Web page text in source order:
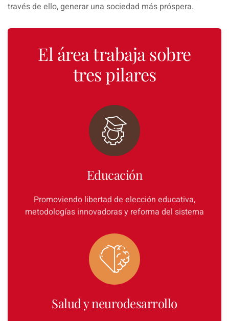
través de ello, generar una sociedad más próspera.
El área trabaja sobre
tres pilares
Educación
Promoviendo libertad de elección educativa,
metodologías innovadoras y reforma del sistema
Salud y neurodesarrollo